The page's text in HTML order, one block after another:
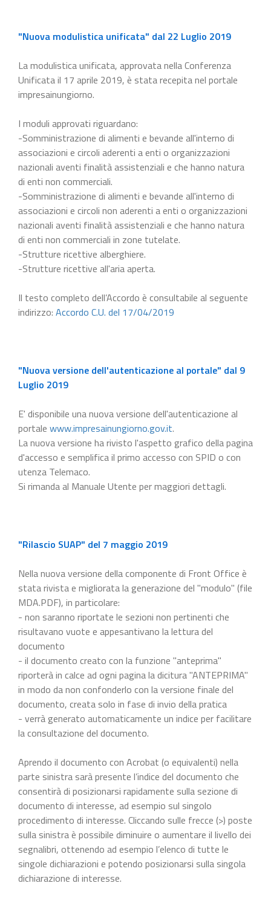
"Nuova modulistica unificata" dal 22 Luglio 2019
La modulistica unificata, approvata nella Conferenza
Unificata il 17 aprile 2019, è stata recepita nel portale
impresainungiorno.
I moduli approvati riguardano:
-Somministrazione di alimenti e bevande all'interno di
associazioni e circoli aderenti a enti o organizzazioni
nazionali aventi finalità assistenziali e che hanno natura
di enti non commerciali.
-Somministrazione di alimenti e bevande all'interno di
associazioni e circoli non aderenti a enti o organizzazioni
nazionali aventi finalità assistenziali e che hanno natura
di enti non commerciali in zone tutelate.
-Strutture ricettive alberghiere.
-Strutture ricettive all'aria aperta.
Il testo completo dell’Accordo è consultabile al seguente
indirizzo: Accordo C.U. del 17/04/2019
"Nuova versione dell'autenticazione al portale" dal 9
Luglio 2019
E' disponibile una nuova versione dell'autenticazione al
portale www.impresainungiorno.gov.it.
La nuova versione ha rivisto l'aspetto grafico della pagina
d'accesso e semplifica il primo accesso con SPID o con
utenza Telemaco.
Si rimanda al Manuale Utente per maggiori dettagli.
"Rilascio SUAP" del 7 maggio 2019
Nella nuova versione della componente di Front Office è
stata rivista e migliorata la generazione del "modulo" (file
MDA.PDF), in particolare:
- non saranno riportate le sezioni non pertinenti che
risultavano vuote e appesantivano la lettura del
documento
- il documento creato con la funzione "anteprima"
riporterà in calce ad ogni pagina la dicitura "ANTEPRIMA"
in modo da non confonderlo con la versione finale del
documento, creata solo in fase di invio della pratica
- verrà generato automaticamente un indice per facilitare
la consultazione del documento.
Aprendo il documento con Acrobat (o equivalenti) nella
parte sinistra sarà presente l’indice del documento che
consentirà di posizionarsi rapidamente sulla sezione di
documento di interesse, ad esempio sul singolo
procedimento di interesse. Cliccando sulle frecce (>) poste
sulla sinistra è possibile diminuire o aumentare il livello dei
segnalibri, ottenendo ad esempio l’elenco di tutte le
singole dichiarazioni e potendo posizionarsi sulla singola
dichiarazione di interesse.